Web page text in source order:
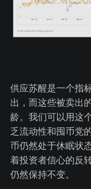
供应苏醒是一个指
出，而这些被卖出
龄。我们可以用这
乏流动性和囤币党
币仍然处于休眠状
着投资者信心的反
仍然保持不变。